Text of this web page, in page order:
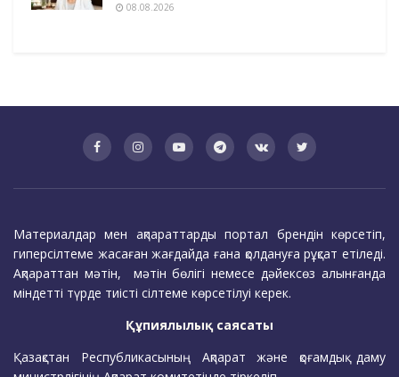
08.08.2026
Материалдар мен ақпараттарды портал брендін көрсетіп,
гиперсілтеме жасаған жағдайда ғана қолдануға рұқсат етіледі.
Ақпараттан мәтін, мәтін бөлігі немесе дәйексөз алынғанда
міндетті түрде тиісті сілтеме көрсетілуі керек.
Құпиялылық саясаты
Қазақстан Республикасының Ақпарат және қоғамдық даму